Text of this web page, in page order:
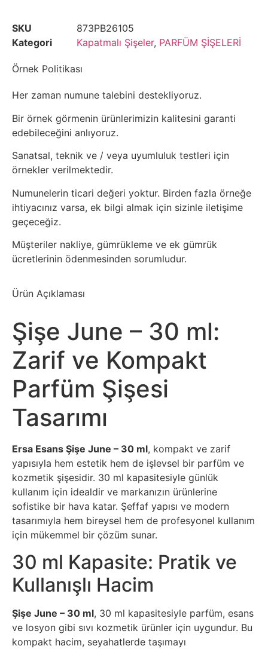
SKU
873PB26105
Kategori
Kapatmalı Şişeler, PARFÜM ŞİŞELERİ
Örnek Politikası
Her zaman numune talebini destekliyoruz.
Bir örnek görmenin ürünlerimizin kalitesini garanti
edebileceğini anlıyoruz.
Sanatsal, teknik ve / veya uyumluluk testleri için
örnekler verilmektedir.
Numunelerin ticari değeri yoktur. Birden fazla örneğe
ihtiyacınız varsa, ek bilgi almak için sizinle iletişime
geçeceğiz.
Müşteriler nakliye, gümrükleme ve ek gümrük
ücretlerinin ödenmesinden sorumludur.
Ürün Açıklaması
Şişe June – 30 ml:
Zarif ve Kompakt
Parfüm Şişesi
Tasarımı
Ersa Esans Şişe June – 30 ml, kompakt ve zarif
yapısıyla hem estetik hem de işlevsel bir parfüm ve
kozmetik şişesidir. 30 ml kapasitesiyle günlük
kullanım için idealdir ve markanızın ürünlerine
sofistike bir hava katar. Şeffaf yapısı ve modern
tasarımıyla hem bireysel hem de profesyonel kullanım
için mükemmel bir çözüm sunar.
30 ml Kapasite: Pratik ve
Kullanışlı Hacim
Şişe June – 30 ml, 30 ml kapasitesiyle parfüm, esans
ve losyon gibi sıvı kozmetik ürünler için uygundur. Bu
kompakt hacim, seyahatlerde taşımayı